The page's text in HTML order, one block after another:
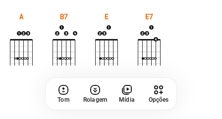
A B7 E E7
Tom Rolagem Mídia Opções